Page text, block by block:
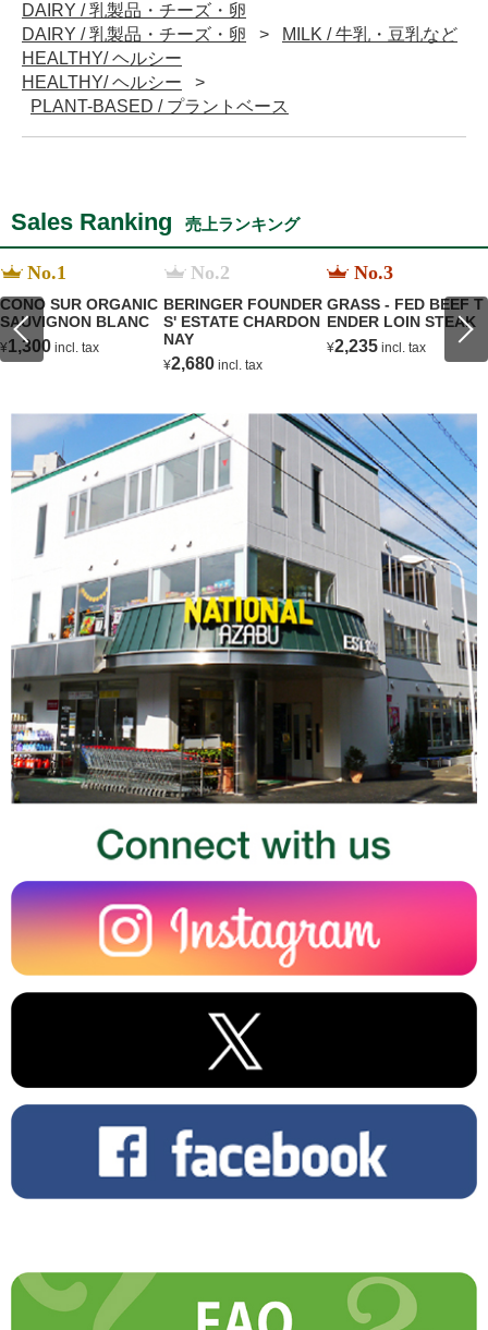
DAIRY / 乳製品・チーズ・卵
DAIRY / 乳製品・チーズ・卵
MILK / 牛乳・豆乳など
HEALTHY/ ヘルシー
HEALTHY/ ヘルシー
PLANT-BASED / プラントベース
Sales Ranking 売上ランキング
No.1
CONO SUR ORGANIC
SAUVIGNON BLANC
¥1,300 incl. tax
No.2
BERINGER FOUNDER
S' ESTATE CHARDON
NAY
¥2,680 incl. tax
No.3
GRASS - FED BEEF T
ENDER LOIN STEAK
¥2,235 incl. tax